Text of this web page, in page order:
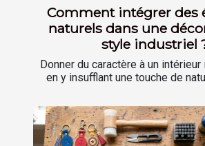
Comment intégrer des
naturels dans une
style industriel
Donner du caractère à un
en y insufflant une touche de